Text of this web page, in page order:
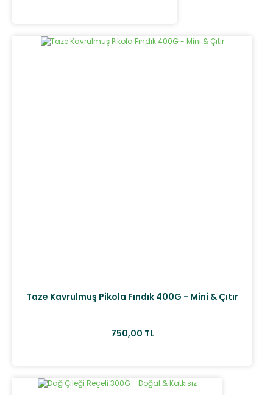
Taze Kavrulmuş Pikola Fındık 400G - Mini & Çıtır
750,00 TL